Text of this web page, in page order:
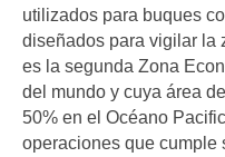
utilizados para buques
diseñados para vigilar la
es la segunda Zona
del mundo y cuya área
50% en el Océano
operaciones que cumple